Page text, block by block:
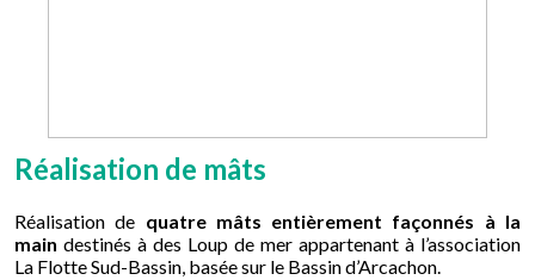
Réalisation de mâts
Réalisation de quatre mâts entièrement façonnés à la
main destinés à des Loup de mer appartenant à l’association
La Flotte Sud-Bassin, basée sur le Bassin d’Arcachon.